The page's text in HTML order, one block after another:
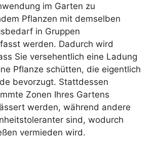
im Garten zu
Pflanzen mit demselben
in Gruppen
werden. Dadurch wird
Sie versehentlich eine Ladung
Pflanze schütten, die eigentlich
bevorzugt. Stattdessen
Zonen Ihres Gartens
werden, während andere
sind, wodurch
vermieden wird.